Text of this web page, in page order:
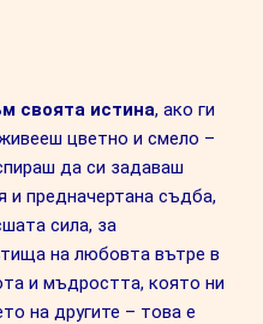
своята истина, ако ги
цветно и смело –
да си задаваш
и предначертана съдба,
сила, за
на любовта вътре в
и мъдростта, която ни
на другите – това е